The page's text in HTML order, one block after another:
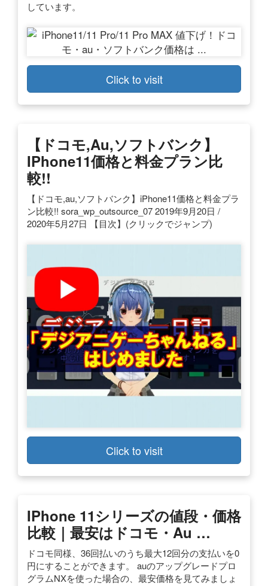
しています。
Click to visit
【ドコモ,au,ソフトバンク】
IPhone11価格と料金プラン比
較!!
【ドコモ,au,ソフトバンク】iPhone11価格と料金プラ
ン比較!! sora_wp_outsource_07 2019年9月20日 /
2020年5月27日 【目次】(クリックでジャンプ)
Click to visit
IPhone 11シリーズの値段・価格
比較｜最安はドコモ・au …
ドコモ同様、36回払いのうち最大12回分の支払いを0
円にすることができます。 auのアップグレードプロ
グラムNXを使った場合の、最安価格を見てみましょ